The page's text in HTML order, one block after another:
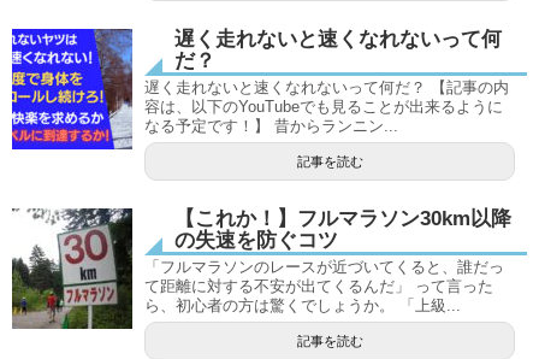
遅く走れないと速くなれないって何
だ？
遅く走れないと速くなれないって何だ？ 【記事の内
容は、以下のYouTubeでも見ることが出来るように
なる予定です！】 昔からランニン...
記事を読む
【これか！】フルマラソン30km以降
の失速を防ぐコツ
「フルマラソンのレースが近づいてくると、誰だっ
て距離に対する不安が出てくるんだ」 って言った
ら、初心者の方は驚くでしょうか。 「上級...
記事を読む